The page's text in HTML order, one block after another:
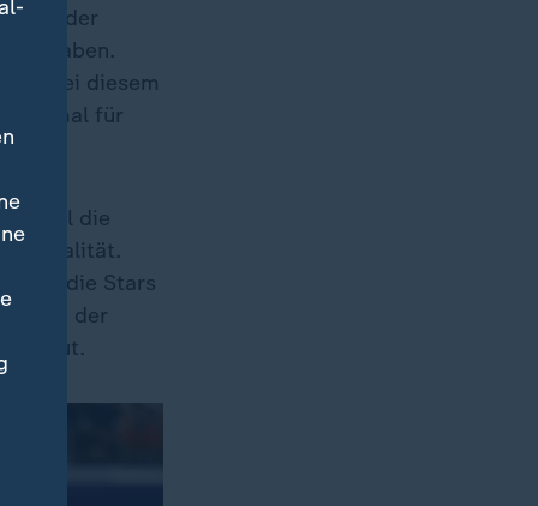
Länder
haben.
gilt bei diesem
zweimal für
die
Qualität.
nur die Stars
Sieg der
gut.